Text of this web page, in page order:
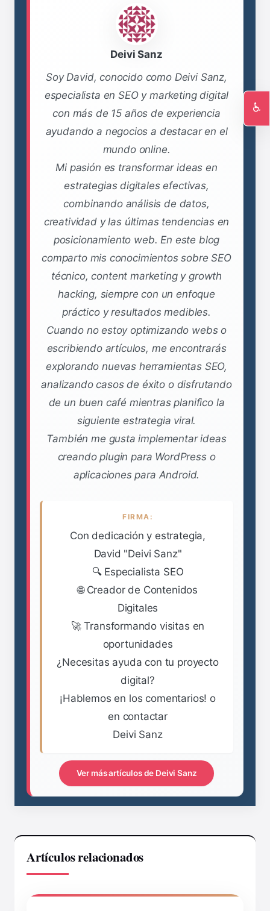
Deivi Sanz
Soy David, conocido como Deivi Sanz,
especialista en SEO y marketing digital
con más de 15 años de experiencia
ayudando a negocios a destacar en el
mundo online.
Mi pasión es transformar ideas en
estrategias digitales efectivas,
combinando análisis de datos,
creatividad y las últimas tendencias en
posicionamiento web. En este blog
comparto mis conocimientos sobre SEO
técnico, content marketing y growth
hacking, siempre con un enfoque
práctico y resultados medibles.
Cuando no estoy optimizando webs o
escribiendo artículos, me encontrarás
explorando nuevas herramientas SEO,
analizando casos de éxito o disfrutando
de un buen café mientras planifico la
siguiente estrategia viral.
También me gusta implementar ideas
creando plugin para WordPress o
aplicaciones para Android.
FIRMA:
Con dedicación y estrategia,
David "Deivi Sanz"
🔍 Especialista SEO
🌐 Creador de Contenidos
Digitales
🚀 Transformando visitas en
oportunidades
¿Necesitas ayuda con tu proyecto
digital?
¡Hablemos en los comentarios! o
en contactar
Deivi Sanz
Ver más artículos de Deivi Sanz
Artículos relacionados
♿